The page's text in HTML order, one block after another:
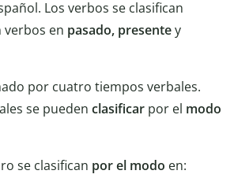
Los verbos se clasifican
en pasado, presentey
por cuatro tiempos verbales.
se pueden clasificar por el modo
se clasifican por el modo en: